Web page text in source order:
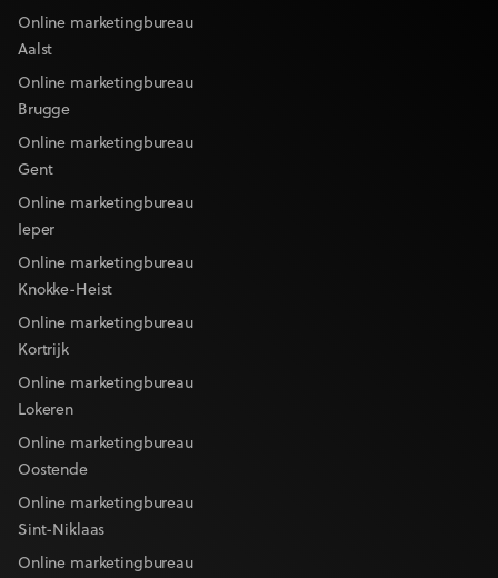
Online marketingbureau
Aalst
Online marketingbureau
Brugge
Online marketingbureau
Gent
Online marketingbureau
Ieper
Online marketingbureau
Knokke-Heist
Online marketingbureau
Kortrijk
Online marketingbureau
Lokeren
Online marketingbureau
Oostende
Online marketingbureau
Sint-Niklaas
Online marketingbureau